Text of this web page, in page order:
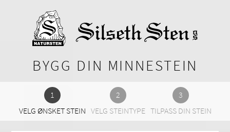
BYGG DIN MINNESTEIN
VELG ØNSKET STEIN VELG STEINTYPE TILPASS DIN STEIN